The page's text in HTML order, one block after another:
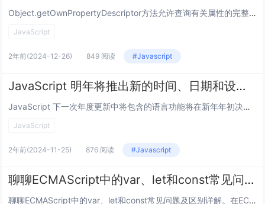
Object.getOwnPropertyDescriptor方法允许查询有关属性的完整信息，并返回给定对象的自身属性（即直接存在于对象上而不是在对象的原型链中的属性）的属性描述符。语法：bject.getOwnPropertyDescri...
JavaScript
2年前(2024-12-26) 849 阅读 #Javascript
JavaScript 明年将推出新的时间、日期和设置功能
JavaScript 下一次年度更新中将包含的语言功能将在新年年初决定，其中包括到 2025 年 3 月达到第四阶段里程碑的项目（并且有几个功能已经达到了这个水平）。还有其他一些项目也有望及时上榜——包括至少一个备受期待的项目，该项目似乎终...
JavaScript
2年前(2024-11-25) 876 阅读 #Javascript
聊聊ECMAScript中的var、let和const常见问题及区别详解
聊聊ECMAScript中的var、let和const常见问题及区别详解。在ECMAScript中，有3个关键字可以用于声明变量。分别是：var、let和const。其中，var在所有ECMAScript都是可以使用的，但是let和cons...